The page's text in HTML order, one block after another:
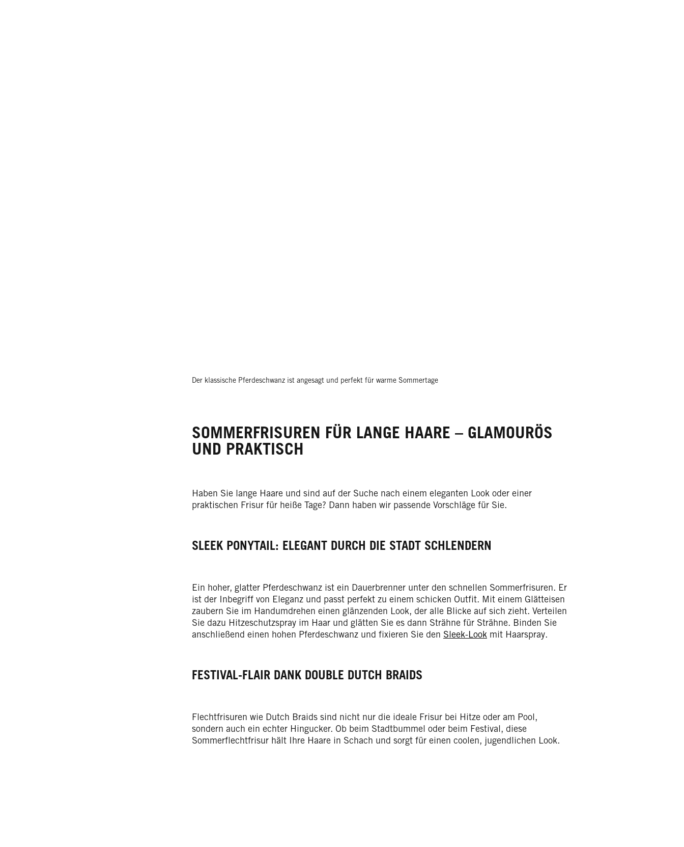
Der klassische Pferdeschwanz ist angesagt und perfekt für warme Sommertage
SOMMERFRISUREN FÜR LANGE HAARE – GLAMOURÖS
UND PRAKTISCH
Haben Sie lange Haare und sind auf der Suche nach einem eleganten Look oder einer
praktischen Frisur für heiße Tage? Dann haben wir passende Vorschläge für Sie.
SLEEK PONYTAIL: ELEGANT DURCH DIE STADT SCHLENDERN
Ein hoher, glatter Pferdeschwanz ist ein Dauerbrenner unter den schnellen Sommerfrisuren. Er
ist der Inbegriff von Eleganz und passt perfekt zu einem schicken Outfit. Mit einem Glätteisen
zaubern Sie im Handumdrehen einen glänzenden Look, der alle Blicke auf sich zieht. Verteilen
Sie dazu Hitzeschutzspray im Haar und glätten Sie es dann Strähne für Strähne. Binden Sie
anschließend einen hohen Pferdeschwanz und fixieren Sie den Sleek-Lookmit Haarspray.
FESTIVAL-FLAIR DANK DOUBLE DUTCH BRAIDS
Flechtfrisuren wie Dutch Braids sind nicht nur die ideale Frisur bei Hitze oder am Pool,
sondern auch ein echter Hingucker. Ob beim Stadtbummel oder beim Festival, diese
Sommerflechtfrisur hält Ihre Haare in Schach und sorgt für einen coolen, jugendlichen Look.